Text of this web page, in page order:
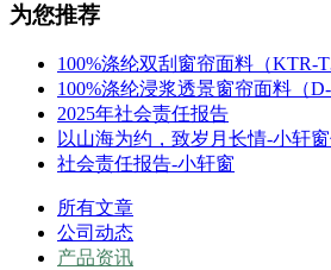
为您推荐
100%涤纶双刮窗帘面料（KTR-
100%涤纶浸浆透景窗帘面料（
2025年社会责任报告
以山海为约，致岁月长情-小轩
社会责任报告-小轩窗
所有文章
公司动态
产品资讯